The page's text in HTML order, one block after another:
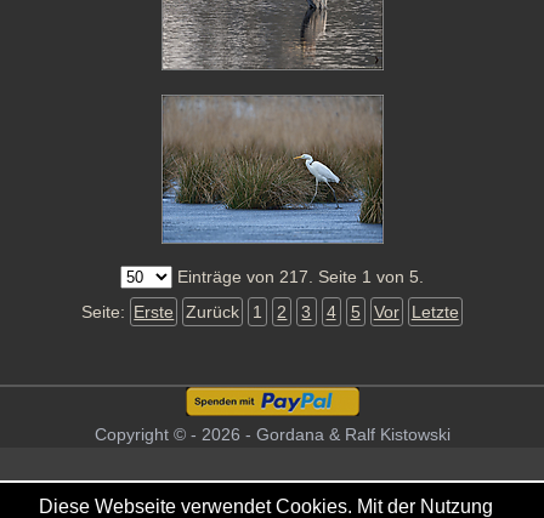
Einträge von 217. Seite 1 von 5.
Seite: Erste Zurück 1 2 3 4 5 Vor Letzte
Copyright © - 2026 - Gordana & Ralf Kistowski
Diese Webseite verwendet Cookies. Mit der Nutzung